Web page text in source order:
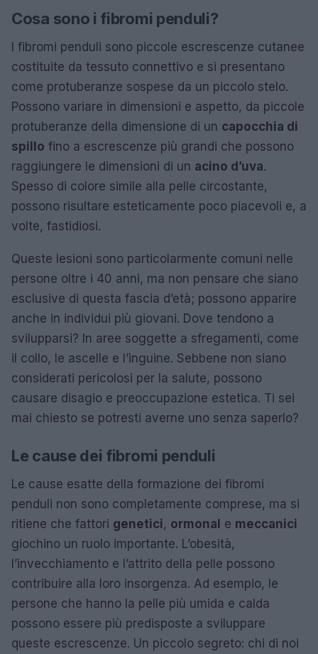
Cosa sono i fibromi penduli?
I fibromi penduli sono piccole escrescenze cutanee
costituite da tessuto connettivo e si presentano
come protuberanze sospese da un piccolo stelo.
Possono variare in dimensioni e aspetto, da piccole
protuberanze della dimensione di un capocchia di
spillo fino a escrescenze più grandi che possono
raggiungere le dimensioni di un acino d’uva.
Spesso di colore simile alla pelle circostante,
possono risultare esteticamente poco piacevoli e, a
volte, fastidiosi.
Queste lesioni sono particolarmente comuni nelle
persone oltre i 40 anni, ma non pensare che siano
esclusive di questa fascia d’età; possono apparire
anche in individui più giovani. Dove tendono a
svilupparsi? In aree soggette a sfregamenti, come
il collo, le ascelle e l’inguine. Sebbene non siano
considerati pericolosi per la salute, possono
causare disagio e preoccupazione estetica. Ti sei
mai chiesto se potresti averne uno senza saperlo?
Le cause dei fibromi penduli
Le cause esatte della formazione dei fibromi
penduli non sono completamente comprese, ma si
ritiene che fattori genetici, ormonal e meccanici
giochino un ruolo importante. L’obesità,
l’invecchiamento e l’attrito della pelle possono
contribuire alla loro insorgenza. Ad esempio, le
persone che hanno la pelle più umida e calda
possono essere più predisposte a sviluppare
queste escrescenze. Un piccolo segreto: chi di noi